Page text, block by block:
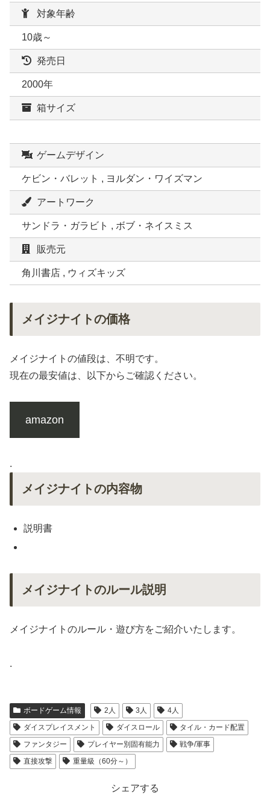
対象年齢
10歳～
発売日
2000年
箱サイズ
ゲームデザイン
ケビン・バレット , ヨルダン・ワイズマン
アートワーク
サンドラ・ガラビト , ボブ・ネイスミス
販売元
角川書店 , ウィズキッズ
メイジナイトの価格
メイジナイトの値段は、不明です。
現在の最安値は、以下からご確認ください。
amazon
.
メイジナイトの内容物
説明書
メイジナイトのルール説明
メイジナイトのルール・遊び方をご紹介いたします。
.
ボードゲーム情報 2人 3人
4人
ダイスプレイスメント
ダイスロール
タイル・カード配置
ファンタジー
プレイヤー別固有能力
戦争/軍事
直接攻撃
重量級（60分～）
シェアする